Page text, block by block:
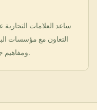
ساعد العلامات
التعاون مع مؤسسات
ومفاهيم جديدة باستمرار في مجال العناية بالبشرة.